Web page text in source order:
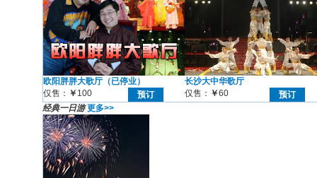
欧阳胖胖大歌厅（已停业）
预订
仅售： ￥ 100
长沙大中华歌厅
预订
仅售： ￥60
经典一日游 更多>>